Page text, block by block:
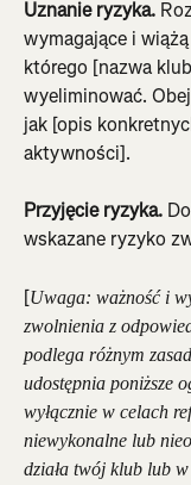
Uznanie ryzyka.
wymagające i
którego [nazwa
wyeliminować.
jak [opis
aktywności].
Przyjęcie ryzyka.
wskazane ryzyko
[Uwaga: ważność i
zwolnienia z
podlega różnym
udostępnia poniższe
wyłącznie w celach
niewykonalne lub
działa twój klub lub